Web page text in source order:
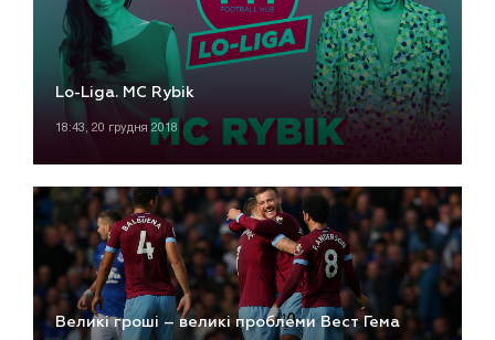
Lo-Liga. MC Rybik
18:43, 20 грудня 2018
Великі гроші – великі проблеми Вест Гема